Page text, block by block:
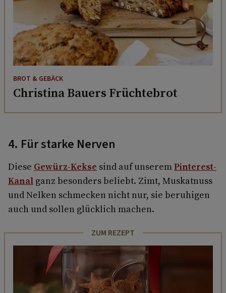
BROT & GEBÄCK
Christina Bauers Früchtebrot
4. Für starke Nerven
Diese Gewürz-Kekse sind auf unseremPinterest-
Kanal ganz besonders beliebt. Zimt, Muskatnuss
und Nelken schmecken nicht nur, sie beruhigen
auch und sollen glücklich machen.
ZUM REZEPT